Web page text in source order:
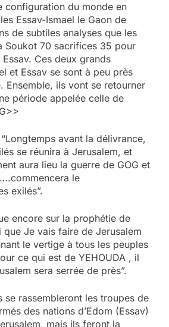
configuration du monde en
Essav-Ismael le Gaon de
de subtiles analyses que les
Soukot 70 sacrifices 35 pour
Ces deux grands
et Essav se sont à peu près
Ensemble, ils vont se retourner
période appelée celle de
avant la délivrance,
se réunira à Jerusalem, et
aura lieu la guerre de GOG et
le
exilés”.
encore sur la prophétie de
que Je vais faire de Jerusalem
le vertige à tous les peuples
ce qui est de YEHOUDA , il
sera serrée de près”.
se rassembleront les troupes de
des nations d’Edom (Essav)
mais ils feront la